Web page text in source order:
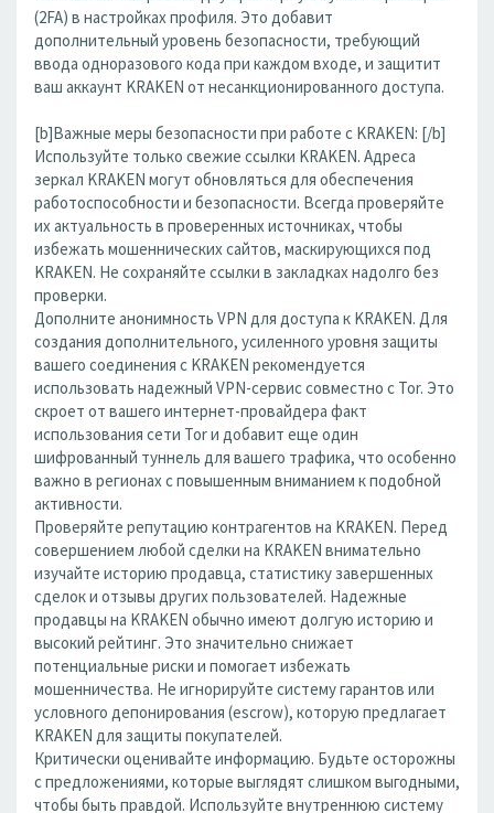
(2FA) в настройках профиля. Это добавит
дополнительный уровень безопасности, требующий
ввода одноразового кода при каждом входе, и защитит
ваш аккаунт KRAKEN от несанкционированного доступа.
[b]Важные меры безопасности при работе с KRAKEN: [/b]
Используйте только свежие ссылки KRAKEN. Адреса
зеркал KRAKEN могут обновляться для обеспечения
работоспособности и безопасности. Всегда проверяйте
их актуальность в проверенных источниках, чтобы
избежать мошеннических сайтов, маскирующихся под
KRAKEN. Не сохраняйте ссылки в закладках надолго без
проверки.
Дополните анонимность VPN для доступа к KRAKEN. Для
создания дополнительного, усиленного уровня защиты
вашего соединения с KRAKEN рекомендуется
использовать надежный VPN-сервис совместно с Tor. Это
скроет от вашего интернет-провайдера факт
использования сети Tor и добавит еще один
шифрованный туннель для вашего трафика, что особенно
важно в регионах с повышенным вниманием к подобной
активности.
Проверяйте репутацию контрагентов на KRAKEN. Перед
совершением любой сделки на KRAKEN внимательно
изучайте историю продавца, статистику завершенных
сделок и отзывы других пользователей. Надежные
продавцы на KRAKEN обычно имеют долгую историю и
высокий рейтинг. Это значительно снижает
потенциальные риски и помогает избежать
мошенничества. Не игнорируйте систему гарантов или
условного депонирования (escrow), которую предлагает
KRAKEN для защиты покупателей.
Критически оценивайте информацию. Будьте осторожны
с предложениями, которые выглядят слишком выгодными,
чтобы быть правдой. Используйте внутреннюю систему